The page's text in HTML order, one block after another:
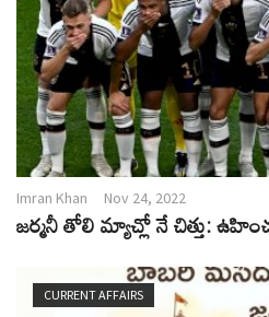
Imran Khan Nov 24, 2022
జర్మనీ తోలి మ్యాచ్లో నే చిత్తు:
CURRENT AFFAIRS